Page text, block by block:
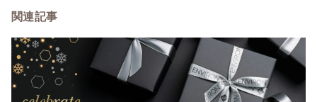
関連記事